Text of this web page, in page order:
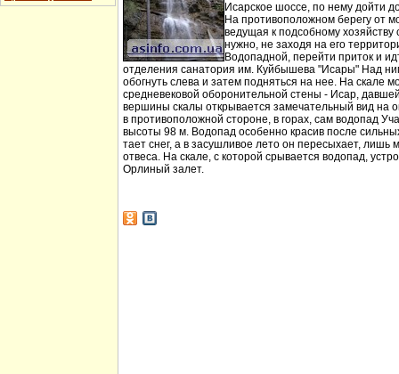
Исарское шоссе, по нему дойти
На противоположном берегу от
ведущая к подсобному
нужно, не заходя на его
Водопадной, перейти приток и
отделения санатория им. Куйбышева "Исары" Над
обогнуть слева и затем подняться на нее. На скале
средневековой оборонительной стены - Исар,
вершины скалы открывается замечательный вид на
в противоположной стороне, в горах, сам водопад
высоты 98 м. Водопад особенно красив после
тает снег, а в засушливое лето он пересыхает, лишь
отвеса. На скале, с которой срывается водопад,
Орлиный залет.